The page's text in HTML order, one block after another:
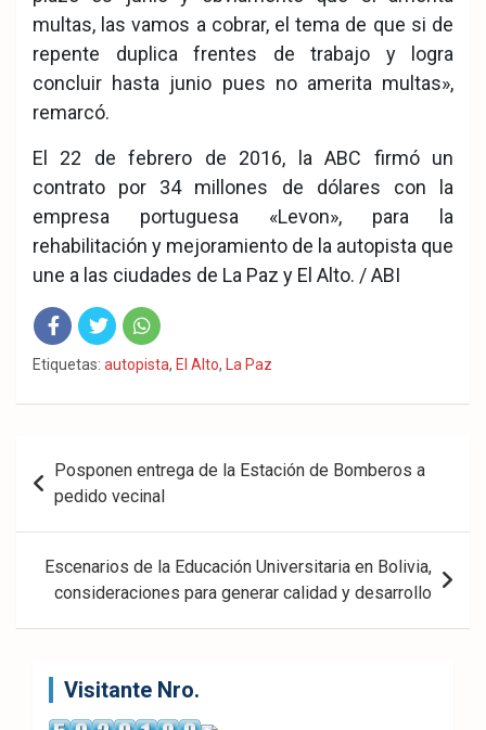
multas, las vamos a cobrar, el tema de que si de
repente duplica frentes de trabajo y logra
concluir hasta junio pues no amerita multas»,
remarcó.
El 22 de febrero de 2016, la ABC firmó un
contrato por 34 millones de dólares con la
empresa portuguesa «Levon», para la
rehabilitación y mejoramiento de la autopista que
une a las ciudades de La Paz y El Alto. / ABI
Fac
eb
Twit
ter
Wha
tsA
Etiquetas: autopista, El Alto, La Paz
Navegación
de
entradas
Posponen entrega de la Estación de Bomberos a
pedido vecinal
Escenarios de la Educación Universitaria en Bolivia,
consideraciones para generar calidad y desarrollo
Visitante Nro.